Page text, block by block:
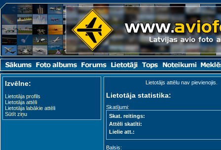
Izvēlne:
Lietotāja profils
Lietotāja attēli
Lietotāja labākie attēli
Sūtīt ziņu
Lietotājs attēlu nav pievienojis.
Lietotāja statistika:
Skatījumi:
Skat. reitings:
Attēli skatīti:
Lielie att.:
Balsis: